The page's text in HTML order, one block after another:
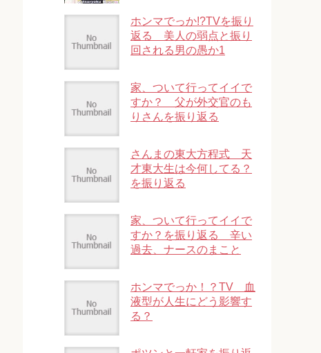
ホンマでっか!?TVを振り
返る 美人の弱点と振り
回される男の愚か1
家、ついて行ってイイで
すか？ 父が外交官のも
りさんを振り返る
さんまの東大方程式 天
才東大生は今何してる？
を振り返る
家、ついて行ってイイで
すか？を振り返る 辛い
過去、ナースのまこと
ホンマでっか！？TV 血
液型が人生にどう影響す
る？